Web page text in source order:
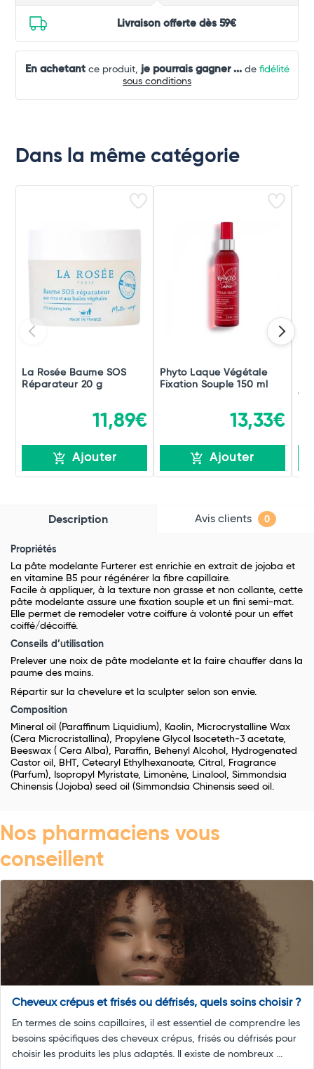
Livraison offerte dès 59€
En achetantce produit, je pourrais gagner ...de fidélité
sous conditions
Dans la même catégorie
La Rosée Baume SOS
Réparateur 20 g
11,89€
Ajouter
Phyto Laque Végétale
Fixation Souple 150 ml
13,33€
Ajouter
Description Avis clients 0
Propriétés
La pâte modelante Furterer est enrichie en extrait de jojoba et
en vitamine B5 pour régénérer la fibre capillaire.
Facile à appliquer, à la texture non grasse et non collante, cette
pâte modelante assure une fixation souple et un fini semi-mat.
Elle permet de remodeler votre coiffure à volonté pour un effet
coiffé/décoiffé.
Conseils d’utilisation
Prelever une noix de pâte modelante et la faire chauffer dans la
paume des mains.
Répartir sur la chevelure et la sculpter selon son envie.
Composition
Mineral oil (Paraffinum Liquidium), Kaolin, Microcrystalline Wax
(Cera Microcristallina), Propylene Glycol Isoceteth-3 acetate,
Beeswax ( Cera Alba), Paraffin, Behenyl Alcohol, Hydrogenated
Castor oil, BHT, Cetearyl Ethylhexanoate, Citral, Fragrance
(Parfum), Isopropyl Myristate, Limonène, Linalool, Simmondsia
Chinensis (Jojoba) seed oil (Simmondsia Chinensis seed oil.
Nos pharmaciens vous
conseillent
Cheveux crépus et frisés ou défrisés, quels soins choisir ?
En termes de soins capillaires, il est essentiel de comprendre les
besoins spécifiques des cheveux crépus, frisés ou défrisés pour
choisir les produits les plus adaptés. Il existe de nombreux ...